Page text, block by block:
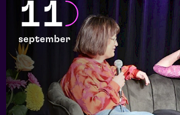
11
september